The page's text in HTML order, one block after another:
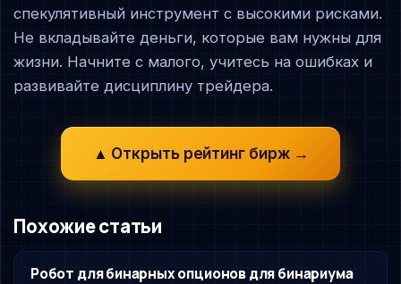
спекулятивный инструмент с высокими рисками.
Не вкладывайте деньги, которые вам нужны для
жизни. Начните с малого, учитесь на ошибках и
развивайте дисциплину трейдера.
▲ Открыть рейтинг бирж →
Похожие статьи
Робот для бинарных опционов для бинариума